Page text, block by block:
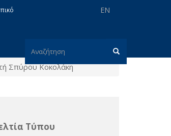
EN
Φόρμα
αναζήτησης
Αναζήτηση
Σπύρου Κοκολάκη
Τύπου